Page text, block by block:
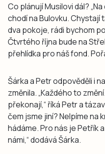
Co plánují Musilovi dál?
chodí na Bulovku.
dva pokoje, rádi bychom
Čtvrtého října bude na
přehlídka pro náš fond.
Šárka a Petr odpověděli i
změnila. „Každého to
překonají,“ říká Petr a
čem jsme jiní? Nelpíme na
hádáme. Pro nás je Petřík
námi,“ dodává Šárka.